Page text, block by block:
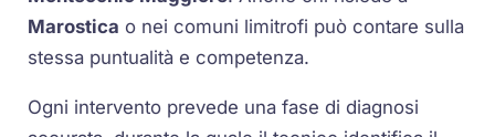
Marostica o nei comuni limitrofi può contare sulla
stessa puntualità e competenza.
Ogni intervento prevede una fase di diagnosi